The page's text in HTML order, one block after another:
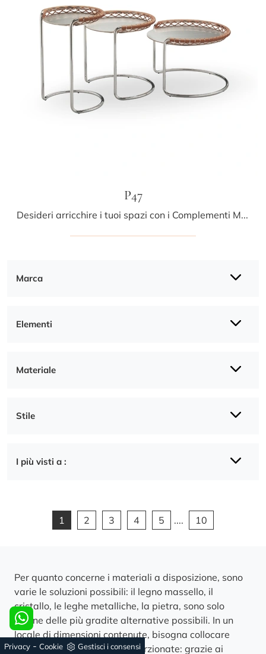
Marca
Elementi
Materiale
Stile
I più visti a :
P47
Desideri arricchire i tuoi spazi con i Complementi Midj? Ti presentiamo vari modelli di tavolini in metallo come P47.
1 2 3 4 5 .... 10
Per quanto concerne i materiali a disposizione, sono
varie le soluzioni possibili: il legno massello, il
cristallo, le leghe metalliche, la pietra, sono solo
alcune delle più gradite alternative possibili. In un
locale di dimensioni contenute, bisogna collocare
mobili dalle dimensioni proporzionate: grazie ai
Privacy - Cookie Gestisci i consensi